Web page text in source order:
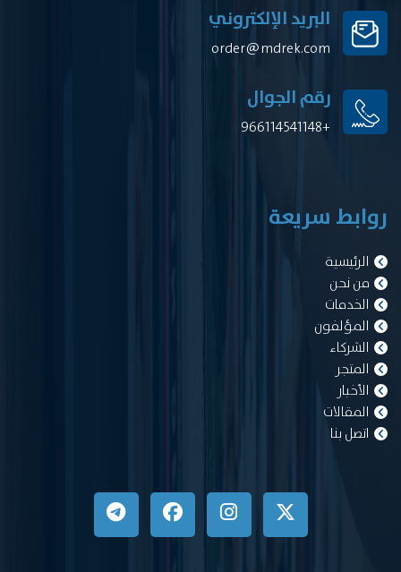
البريد الإلكتروني
order@mdrek.com
رقم الجوال
+966114541148
روابط سريعة
الرئيسية
من نحن
الخدمات
المؤلفون
الشركاء
المتجر
الأخبار
المقالات
اتصل بنا